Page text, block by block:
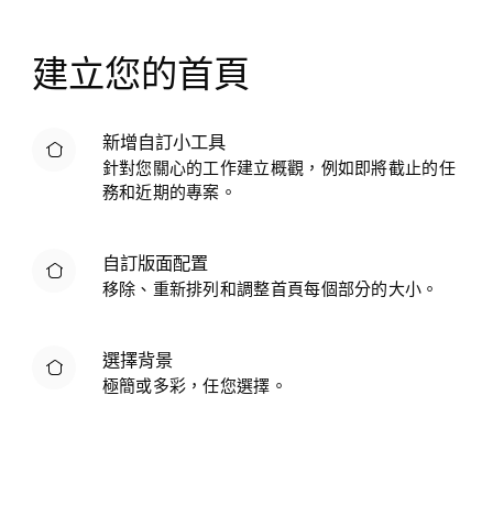
建立您的首頁
新增自訂小工具
針對您關心的工作建立概觀，例如即將截止的任
務和近期的專案。
自訂版面配置
移除、重新排列和調整首頁每個部分的大小。
選擇背景
極簡或多彩，任您選擇。